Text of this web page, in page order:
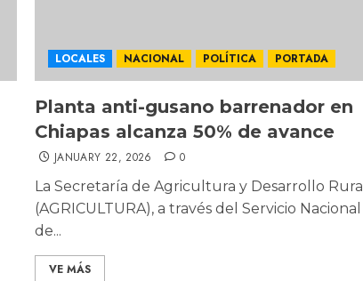
LOCALES NACIONAL POLÍTICA PORTADA
Planta anti-gusano barrenador en
Chiapas alcanza 50% de avance
JANUARY 22, 2026 0
La Secretaría de Agricultura y Desarrollo Rural
(AGRICULTURA), a través del Servicio Nacional
de...
VE MÁS